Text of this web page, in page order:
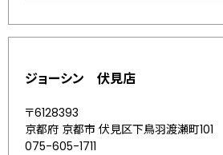
ジョーシン 伏見店
〒6128393
京都府 京都市 伏見区下鳥羽渡瀬町101
075-605-1711